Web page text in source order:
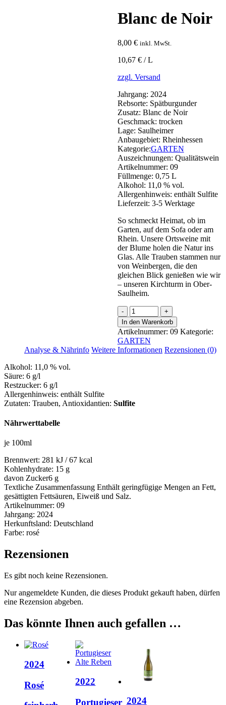
Blanc de Noir
8,00 € inkl. MwSt.
10,67 € / L
zzgl. Versand
Jahrgang: 2024
Rebsorte: Spätburgunder
Zusatz: Blanc de Noir
Geschmack: trocken
Lage: Saulheimer
Anbaugebiet: Rheinhessen
Kategorie:GARTEN
Auszeichnungen: Qualitätswein
Artikelnummer: 09
Füllmenge: 0,75 L
Alkohol: 11,0 % vol.
Allergenhinweis: enthält Sulfite
Lieferzeit: 3-5 Werktage
So schmeckt Heimat, ob im
Garten, auf dem Sofa oder am
Rhein. Unsere Ortsweine mit
der Blume holen die Natur ins
Glas. Alle Trauben stammen nur
von Weinbergen, die den
gleichen Blick genießen wie wir
– unseren Kirchturm in Ober-
Saulheim.
Blanc
de
Noir
Menge
In den Warenkorb
Artikelnummer: 09 Kategorie:
GARTEN
Analyse & Nährinfo Weitere Informationen Rezensionen (0)
Alkohol: 11,0 % vol.
Säure: 6 g/l
Restzucker: 6 g/l
Allergenhinweis: enthält Sulfite
Zutaten: Trauben, Antioxidantien: Sulfite
Nährwerttabelle
je 100ml
Brennwert: 281 kJ / 67 kcal
Kohlenhydrate: 15 g
davon Zucker6 g
Textliche Zusammenfassung Enthält geringfügige Mengen an Fett,
gesättigten Fettsäuren, Eiweiß und Salz.
Artikelnummer: 09
Jahrgang: 2024
Herkunftsland: Deutschland
Farbe: rosé
Rezensionen
Es gibt noch keine Rezensionen.
Nur angemeldete Kunden, die dieses Produkt gekauft haben, dürfen
eine Rezension abgeben.
Das könnte Ihnen auch gefallen …
2024
Rosé
2022
Portugieser 2024